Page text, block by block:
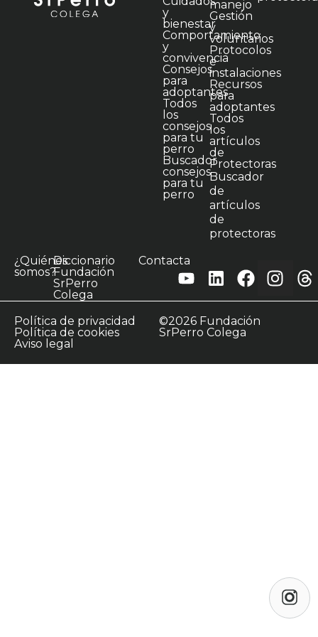
y
bienestar
Comportamiento
y
convivencia
Consejos
para
adoptantes
Todos
los
consejos
para tu
perro
Buscador
consejos
para tu
perro
manejo
Gestión
y
voluntarios
Protocolos
e
instalaciones
Recursos
para
adoptantes
Todos
los
artículos
de
Protectoras
Buscador
de
artículos
de
protectoras
¿Quiénes
somos?
Diccionario
Fundación
SrPerro
Colega
Contacta
Política de privacidad
Política de cookies
Aviso legal
©2026 Fundación
SrPerro Colega